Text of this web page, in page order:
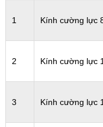
1 Kính cường lực
2 Kính cường lực
3 Kính cường lực